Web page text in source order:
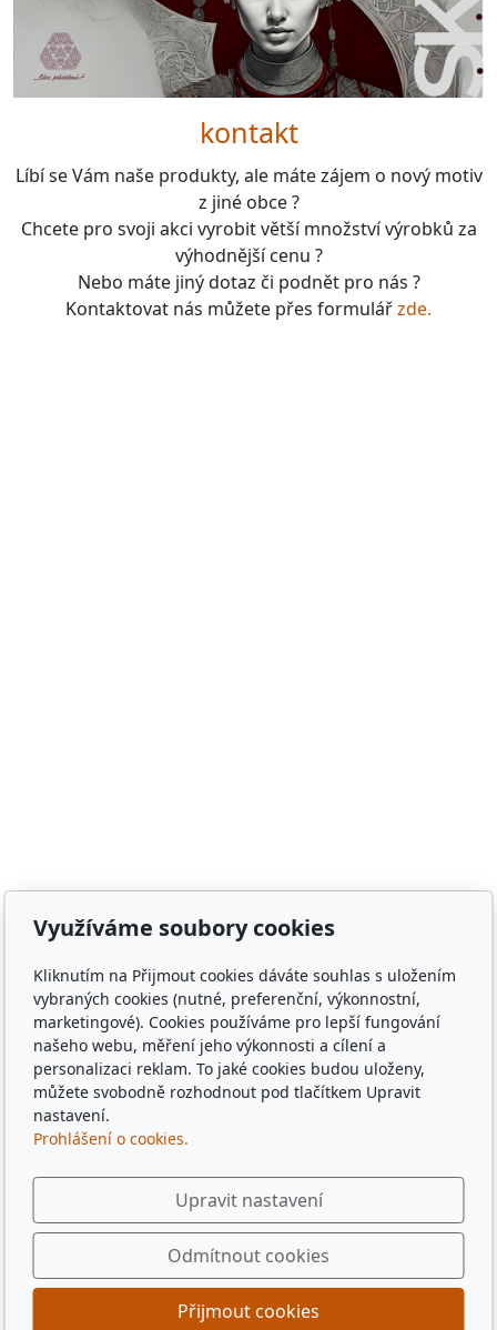
kontakt
Líbí se Vám naše produkty, ale máte zájem o nový motiv
z jiné obce ?
Chcete pro svoji akci vyrobit větší množství výrobků za
výhodnější cenu ?
Nebo máte jiný dotaz či podnět pro nás ?
Kontaktovat nás můžete přes formulářzde.
Klatovy, město Příbram, město Sušice, město Plzeň,
tácky, pohádkové tácky, pivní tácky, sběratelské tácky,
sběratelské známky, turistické známky, třídní sraz, sraz
po 10 letech, sraz gymplu, sraz gymnázia, sraz ze
střední, sraz z vysoké, spolužáci, památka,
pamětihodnost, malebná místa, plates, Řím, Paříž,
Rome , Paris, München, Munig, Oktoberfest, Zapft
Využíváme soubory cookies
Kliknutím na Přijmout cookies dáváte souhlas s uložením
vybraných cookies (nutné, preferenční, výkonnostní,
marketingové). Cookies používáme pro lepší fungování
našeho webu, měření jeho výkonnosti a cílení a
personalizaci reklam. To jaké cookies budou uloženy,
můžete svobodně rozhodnout pod tlačítkem Upravit
nastavení.
Prohlášení o cookies.
Upravit nastavení
Odmítnout cookies
Přijmout cookies